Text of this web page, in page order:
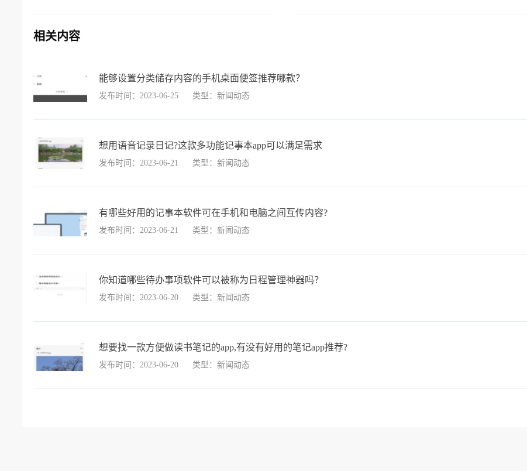
相关内容
能够设置分类储存内容的手机桌面便签推荐哪款？
发布时间：2023-06-25 类型：新闻动态
想用语音记录日记?这款多功能记事本app可以满足需求
发布时间：2023-06-21 类型：新闻动态
有哪些好用的记事本软件可在手机和电脑之间互传内容?
发布时间：2023-06-21 类型：新闻动态
你知道哪些待办事项软件可以被称为日程管理神器吗？
发布时间：2023-06-20 类型：新闻动态
想要找一款方便做读书笔记的app,有没有好用的笔记app推荐?
发布时间：2023-06-20 类型：新闻动态